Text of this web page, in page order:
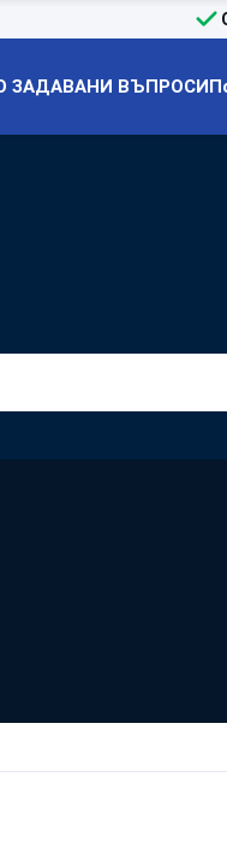
ЗАДАВАНИ ВЪПРОСИ